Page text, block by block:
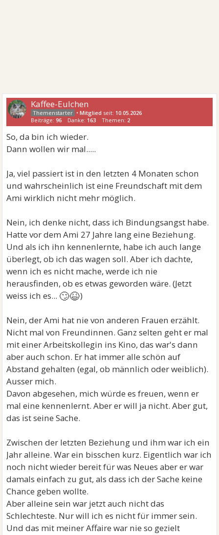
Kaffee-Eulchen
•Mitglied seit: 10.05.2026
Beiträge:96 Danke: 163 Themen: 2
So, da bin ich wieder.
Dann wollen wir mal.....
Ja, viel passiert ist in den letzten 4 Monaten schon
und wahrscheinlich ist eine Freundschaft mit dem
Ami wirklich nicht mehr möglich.
Nein, ich denke nicht, dass ich Bindungsangst habe.
Hatte vor dem Ami 27 Jahre lang eine Beziehung.
Und als ich ihn kennenlernte, habe ich auch lange
überlegt, ob ich das wagen soll. Aber ich dachte,
wenn ich es nicht mache, werde ich nie
herausfinden, ob es etwas geworden wäre. (Jetzt
weiss ich es... 🙄😆)
Nein, der Ami hat nie von anderen Frauen erzählt.
Nicht mal von Freundinnen. Ganz selten geht er mal
mit einer Arbeitskollegin ins Kino, das war's dann
aber auch schon. Er hat immer alle schön auf
Abstand gehalten (egal, ob männlich oder weiblich).
Ausser mich.
Davon abgesehen, mich würde es freuen, wenn er
mal eine kennenlernt. Aber er will ja nicht. Aber gut,
das ist seine Sache.
Zwischen der letzten Beziehung und ihm war ich ein
Jahr alleine. War ein bisschen kurz. Eigentlich war ich
noch nicht wieder bereit für was Neues aber er war
damals einfach zu gut, als dass ich der Sache keine
Chance geben wollte.
Aber alleine sein war jetzt auch nicht das
Schlechteste. Nur will ich es nicht für immer sein.
Und das mit meiner Affaire war nie so gezielt